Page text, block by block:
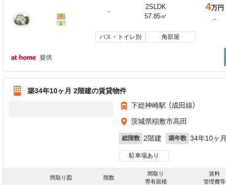
-
2SLDK
57.85㎡
4万円
-
バス・トイレ別 角部屋
提供
築34年10ヶ月 2階建の賃貸物件
下総神崎駅 （成田線）
茨城県稲敷市高田
総階数 2階建 築年数 34年10ヶ月
駐車場あり
間取り図 階数
間取り
専有面積
賃料
管理費等